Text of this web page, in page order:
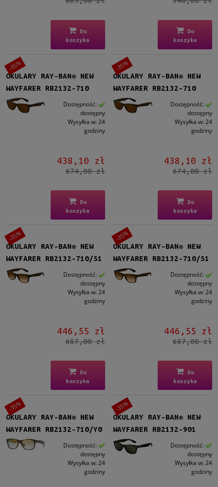
Do
koszyka
Do
koszyka
OKULARY RAY-BAN® NEW
WAYFARER RB2132-710
Dostępność:
dostępny
Wysyłka w: 24
godziny
438,10 zł
674,00 zł
Do
koszyka
-35%
OKULARY RAY-BAN® NEW
WAYFARER RB2132-710
Dostępność:
dostępny
Wysyłka w: 24
godziny
438,10 zł
674,00 zł
Do
koszyka
-35%
OKULARY RAY-BAN® NEW
WAYFARER RB2132-710/51
Dostępność:
dostępny
Wysyłka w: 24
godziny
446,55 zł
687,00 zł
Do
koszyka
-35%
OKULARY RAY-BAN® NEW
WAYFARER RB2132-710/51
Dostępność:
dostępny
Wysyłka w: 24
godziny
446,55 zł
687,00 zł
Do
koszyka
-35%
OKULARY RAY-BAN® NEW
WAYFARER RB2132-710/Y0
Dostępność:
dostępny
Wysyłka w: 24
godziny
-35%
OKULARY RAY-BAN® NEW
WAYFARER RB2132-901
Dostępność:
dostępny
Wysyłka w: 24
godziny
-35%